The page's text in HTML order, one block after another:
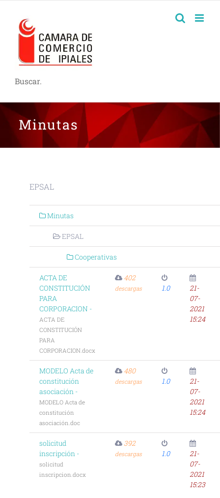
Buscar.
Minutas
EPSAL
Minutas
EPSAL
Cooperativas
ACTA DE
CONSTITUCIÓN
PARA
CORPORACION -
ACTA DE
CONSTITUCIÓN
PARA
CORPORACION.docx
402
descargas 1.0
21-
07-
2021
15:24
MODELO Acta de
constitución
asociación -
MODELO Acta de
constitución
asociación.doc
480
descargas 1.0
21-
07-
2021
15:24
solicitud
inscripción -
solicitud
inscripcion.docx
392
descargas 1.0
21-
07-
2021
15:23